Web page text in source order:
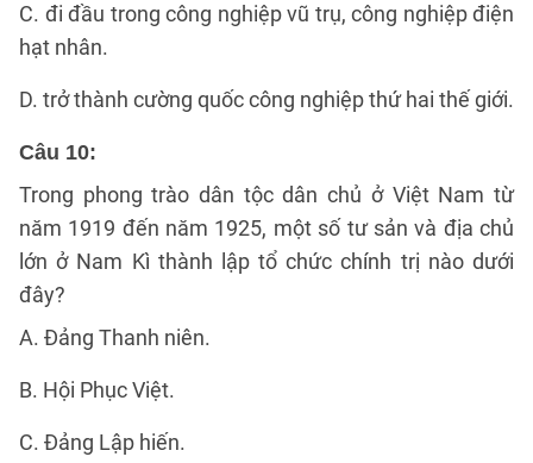
C. đi đầu trong công nghiệp vũ trụ, công nghiệp điện
hạt nhân.
D. trở thành cường quốc công nghiệp thứ hai thế giới.
Câu 10:
Trong phong trào dân tộc dân chủ ở Việt Nam từ
năm 1919 đến năm 1925, một số tư sản và địa chủ
lớn ở Nam Kì thành lập tổ chức chính trị nào dưới
đây?
A. Đảng Thanh niên.
B. Hội Phục Việt.
C. Đảng Lập hiến.